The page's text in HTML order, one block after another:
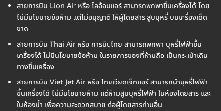
สายการบิน Lion Air หรือ ไลอ้อนแอร์ สามารถพกพาขึ้นเครื่องได้ โดย
ไม่มีนโยบายข้อห้าม แต่ไม่อนุญาติ ให้ผู้โดยสาร สูบบุหรี่ บนเครื่องเด็ด
ขาด
สายการบิน Thai Air หรือ การบินไทย สามารถพกพา บุหรี่ไฟฟ้าขึ้น
เครื่องได้ ไม่มีนโยบายข้อห้าม ในรายการของที่ห้ามถือ เป็นกระเป๋าเดิน
ทางขึ้นเครื่อง
สายการบิน Viet Jet Air หรือ ไทยเวียดเจ็ทแอร์ สามารถนำบุหรี่ไฟฟ้า
ขึ้นเครื่องได้ ไม่มีนโยบายห้าม แต่ห้ามสูบบุหรี่ไฟฟ้า ในห้องโดยสาร และ
ในห้องน้ำ เพื่อความสะดวกสบาย ต่อผู้โดยสารท่านอื่น